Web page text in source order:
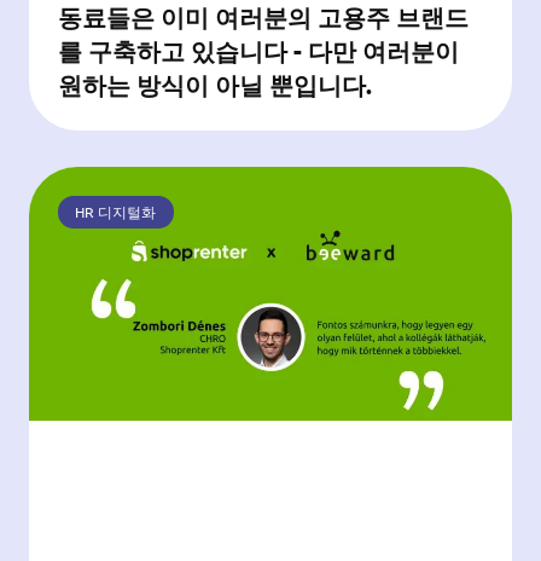
동료들은 이미 여러분의 고용주 브랜드
를 구축하고 있습니다 - 다만 여러분이
원하는 방식이 아닐 뿐입니다.
HR 디지털화